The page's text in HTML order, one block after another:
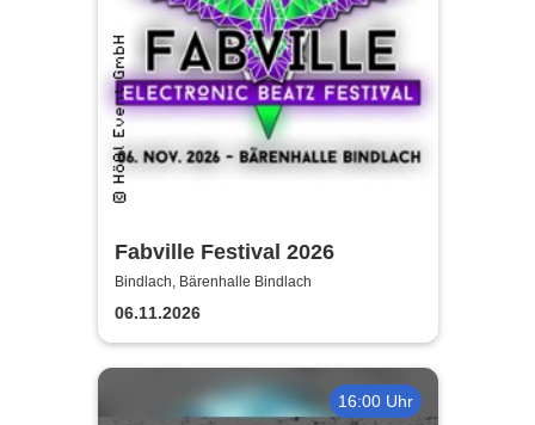
Fabville Festival 2026
Bindlach, Bärenhalle Bindlach
06.11.2026
16:00 Uhr